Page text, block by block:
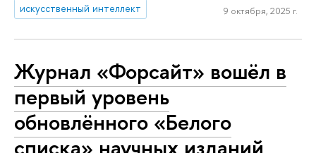
искусственный интеллект
9 октября, 2025 г.
Журнал «Форсайт» вошёл в
первый уровень
обновлённого «Белого